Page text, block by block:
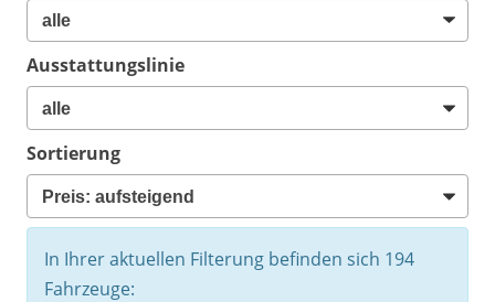
Ausstattungslinie
Sortierung
In Ihrer aktuellen Filterung befinden sich 194
Fahrzeuge: